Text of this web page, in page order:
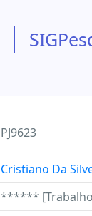
PJ9623
Cristiano Da
******